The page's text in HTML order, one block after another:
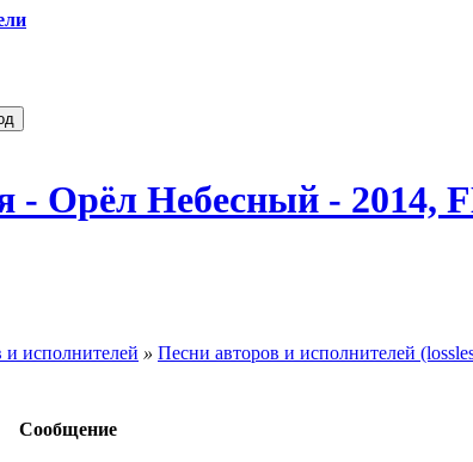
Орёл Небесный - 2014,
и исполнителей » Песни авторов и исполнителей
Сообщение